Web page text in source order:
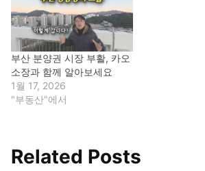
부산 분양권 시장 부활, 카오
소장과 함께 알아보세요
1월 17, 2026
"부동산"에서
Related Posts